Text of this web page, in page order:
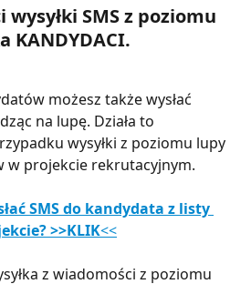
SMS z poziomu
KANDYDACI.
możesz także wysłać
na lupę. Działa to
wysyłki z poziomu lupy
w projekcie rekrutacyjnym.
SMS do kandydata z listy
>>KLIK<<
z wiadomości z poziomu